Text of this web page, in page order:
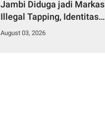
Jambi Diduga jadi Markas
Illegal Tapping, Identitas
Pelaku Pencurian Minyak
August 03, 2026